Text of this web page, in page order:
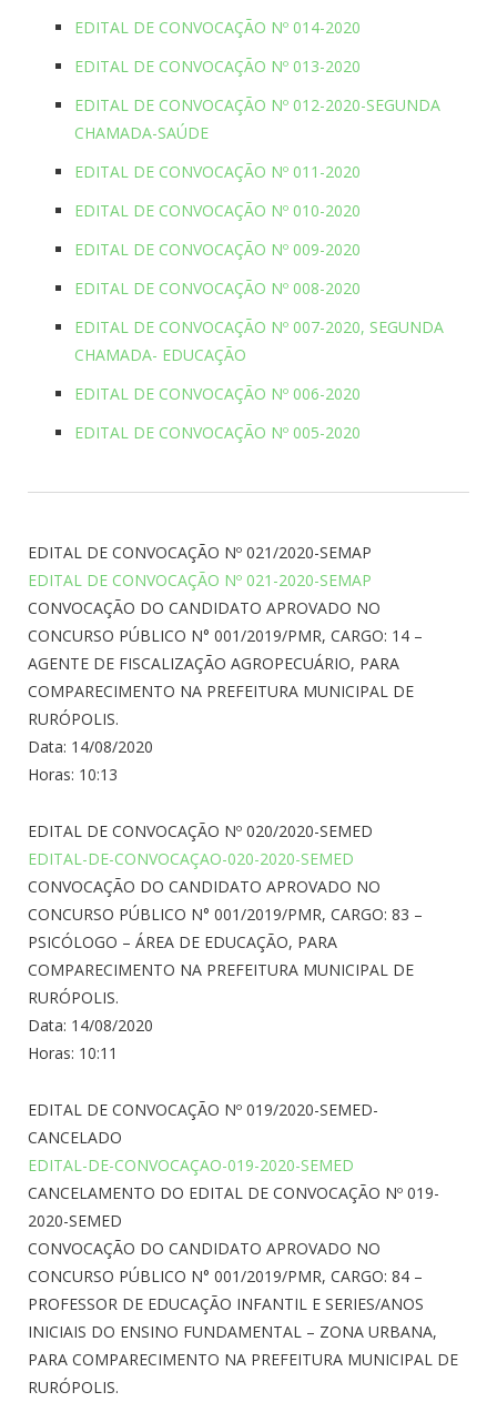
EDITAL DE CONVOCAÇÃO Nº 014-2020
EDITAL DE CONVOCAÇÃO Nº 013-2020
EDITAL DE CONVOCAÇÃO Nº 012-2020-SEGUNDA
CHAMADA-SAÚDE
EDITAL DE CONVOCAÇÃO Nº 011-2020
EDITAL DE CONVOCAÇÃO Nº 010-2020
EDITAL DE CONVOCAÇÃO Nº 009-2020
EDITAL DE CONVOCAÇÃO Nº 008-2020
EDITAL DE CONVOCAÇÃO Nº 007-2020, SEGUNDA
CHAMADA- EDUCAÇÃO
EDITAL DE CONVOCAÇÃO Nº 006-2020
EDITAL DE CONVOCAÇÃO Nº 005-2020
EDITAL DE CONVOCAÇÃO Nº 021/2020-SEMAP
EDITAL DE CONVOCAÇÃO Nº 021-2020-SEMAP
CONVOCAÇÃO DO CANDIDATO APROVADO NO
CONCURSO PÚBLICO N° 001/2019/PMR, CARGO: 14 –
AGENTE DE FISCALIZAÇÃO AGROPECUÁRIO, PARA
COMPARECIMENTO NA PREFEITURA MUNICIPAL DE
RURÓPOLIS.
Data: 14/08/2020
Horas: 10:13
EDITAL DE CONVOCAÇÃO Nº 020/2020-SEMED
EDITAL-DE-CONVOCAÇAO-020-2020-SEMED
CONVOCAÇÃO DO CANDIDATO APROVADO NO
CONCURSO PÚBLICO N° 001/2019/PMR, CARGO: 83 –
PSICÓLOGO – ÁREA DE EDUCAÇÃO, PARA
COMPARECIMENTO NA PREFEITURA MUNICIPAL DE
RURÓPOLIS.
Data: 14/08/2020
Horas: 10:11
EDITAL DE CONVOCAÇÃO Nº 019/2020-SEMED-
CANCELADO
EDITAL-DE-CONVOCAÇAO-019-2020-SEMED
CANCELAMENTO DO EDITAL DE CONVOCAÇÃO Nº 019-
2020-SEMED
CONVOCAÇÃO DO CANDIDATO APROVADO NO
CONCURSO PÚBLICO N° 001/2019/PMR, CARGO: 84 –
PROFESSOR DE EDUCAÇÃO INFANTIL E SERIES/ANOS
INICIAIS DO ENSINO FUNDAMENTAL – ZONA URBANA,
PARA COMPARECIMENTO NA PREFEITURA MUNICIPAL DE
RURÓPOLIS.